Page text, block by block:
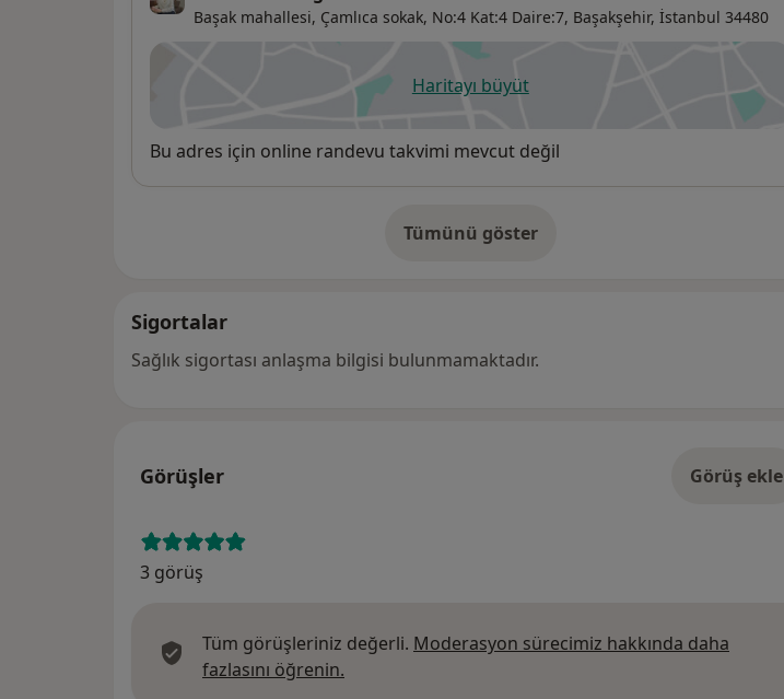
Başak mahallesi, Çamlıca sokak, No:4 Kat:4 Daire:7, Başakşehir, İstanbul 34480
Haritayı büyüt
yeni bir sekmede açılır
Uygunluk
Bu adres için online randevu takvimi mevcut değil
Tümünü göster
adres hakkında
Sigortalar
Sağlık sigortası anlaşma bilgisi bulunmamaktadır.
Görüşler Görüş ekle
3 görüş
Tüm görüşleriniz değerli. Moderasyon sürecimiz hakkında daha
fazlasını öğrenin.